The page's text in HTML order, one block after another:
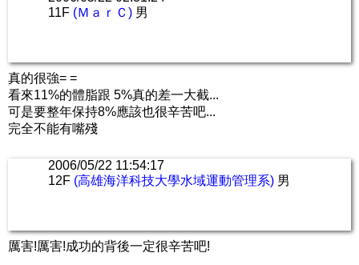
11F (ＭａｒＣ) 男
真的很強= =
看來11%的體脂跟 5%真的差一大截...
可是要整年保持8%應該也很辛苦吧...
完全不能有嘴殘
2006/05/22 11:54:17
12F (高雄海洋科技大學水域運動管理系) 男
厲害!厲害!成功的背後一定很辛苦吧!